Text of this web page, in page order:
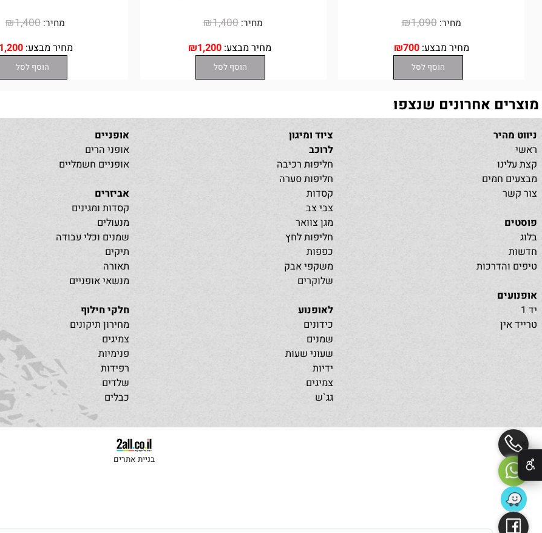
₪1,090
מחיר מבצע: ₪700
הוסף לסל
מחיר: ₪1,400
מחיר מבצע: ₪1,200
מחיר: ₪1,400
מחיר מבצע: ₪1,200
אחרונים שנצפו
חמים
ציוד ומיגון
חליפות רכיבה
חליפות סערה
קסדות
צבי צב
מגן צוואר
חליפות לחץ
משקפי אבק
שלוקרים
לאופנוע
כידונים
שמנים
שעוני שעות
אופני הרים
אופניים חשמליים
אביזרים
קסדות ומגינים
מנעולים
שמנים וכלי עבודה
תאורה
מנשאי אופניים
חלקי חילוף
מחירון תיקונים
צמיגים
פנימיות
כבלים